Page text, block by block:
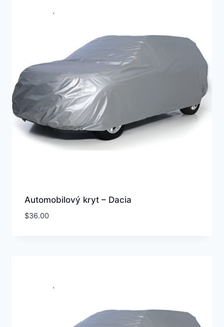
Automobilový kryt – Dacia
$36.00